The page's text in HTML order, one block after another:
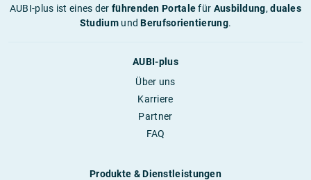
AUBI-plus ist eines derführenden Portalefür Ausbildung,duales
StudiumundBerufsorientierung.
AUBI-plus
Über uns
Karriere
Partner
FAQ
Produkte & Dienstleistungen